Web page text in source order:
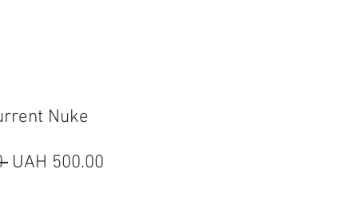
Nuke
Regular
UAH 500.00